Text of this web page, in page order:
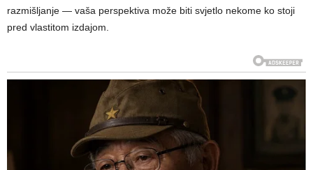
razmišljanje — vaša perspektiva može biti svjetlo nekome ko stoji
pred vlastitom izdajom.